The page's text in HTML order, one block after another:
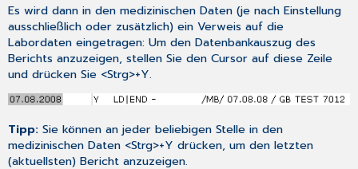
Es wird dann in den medizinischen Daten (je nach Einstellung
ausschließlich oder zusätzlich) ein Verweis auf die
Labordaten eingetragen: Um den Datenbankauszug des
Berichts anzuzeigen, stellen Sie den Cursor auf diese Zeile
und drücken Sie <Strg>+Y.
Tipp:Sie können an jeder beliebigen Stelle in den
medizinischen Daten <Strg>+Y drücken, um den letzten
(aktuellsten) Bericht anzuzeigen.